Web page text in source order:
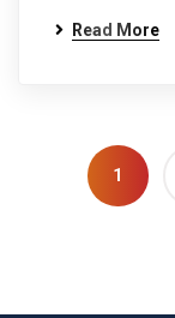
Read More
1